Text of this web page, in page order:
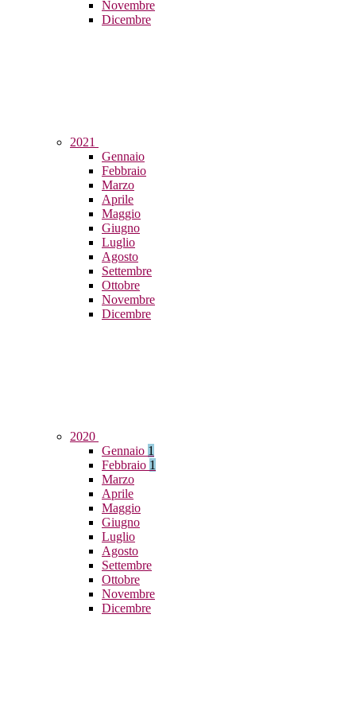
Novembre
Dicembre
2021
Gennaio
Febbraio
Marzo
Aprile
Maggio
Giugno
Luglio
Agosto
Settembre
Ottobre
Novembre
Dicembre
2020
Gennaio 1
Febbraio 1
Marzo
Aprile
Maggio
Giugno
Luglio
Agosto
Settembre
Ottobre
Novembre
Dicembre